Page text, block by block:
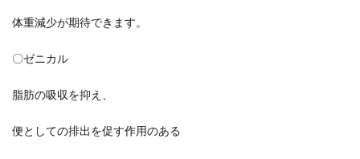
体重減少が期待できます。
〇ゼニカル
脂肪の吸収を抑え、
便としての排出を促す作用のある